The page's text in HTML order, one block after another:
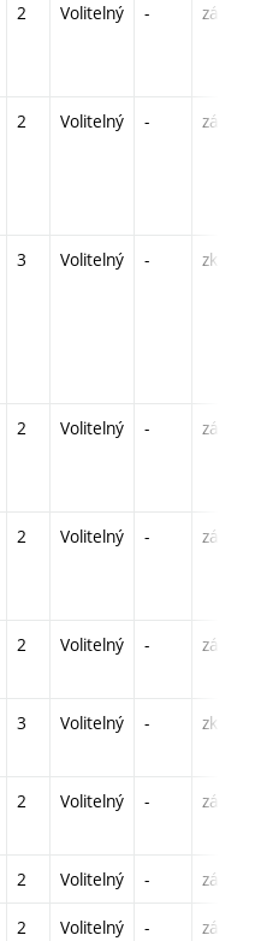
2 Volitelný - zá
2 Volitelný - zá
3 Volitelný - zk
2 Volitelný - zá
2 Volitelný - zá
2 Volitelný - zá
3 Volitelný - zk
2 Volitelný - zá
2 Volitelný - zá
2 Volitelný - zá